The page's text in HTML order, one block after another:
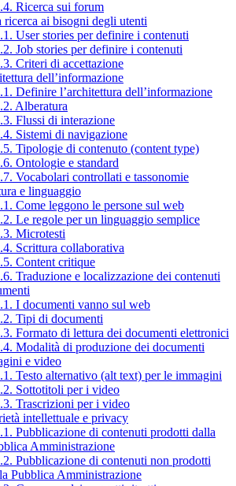
Ricerca sui forum
ricerca ai bisogni degli utenti
User stories per definire i contenuti
Job stories per definire i contenuti
Criteri di accettazione
dell’informazione
Definire l’architettura dell’informazione
Alberatura
Flussi di interazione
Sistemi di navigazione
Tipologie di contenuto (content type)
Ontologie e standard
Vocabolari controllati e tassonomie
e linguaggio
Come leggono le persone sul web
Le regole per un linguaggio semplice
Microtesti
Scrittura collaborativa
Content critique
Traduzione e localizzazione dei contenuti
I documenti vanno sul web
Tipi di documenti
Formato di lettura dei documenti elettronici
Modalità di produzione dei documenti
e video
Testo alternativo (alt text) per le immagini
Sottotitoli per i video
Trascrizioni per i video
intellettuale e privacy
Pubblicazione di contenuti prodotti dalla
Amministrazione
Pubblicazione di contenuti non prodotti
Pubblica Amministrazione